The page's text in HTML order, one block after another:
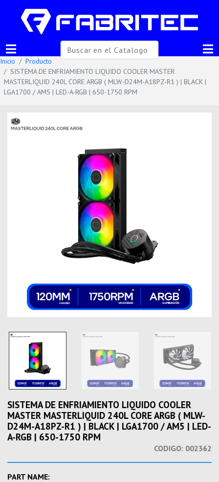
Inicio
Producto
SISTEMA DE ENFRIAMIENTO LIQUIDO COOLER MASTER
MASTERLIQUID 240L CORE ARGB ( MLW-D24M-A18PZ-R1 ) | BLACK |
LGA1700 / AM5 | LED-A-RGB | 650-1750 RPM
SISTEMA DE ENFRIAMIENTO LIQUIDO COOLER
MASTER MASTERLIQUID 240L CORE ARGB ( MLW-
D24M-A18PZ-R1 ) | BLACK | LGA1700 / AM5 | LED-
A-RGB | 650-1750 RPM
CODIGO: 002362
PART NAME: